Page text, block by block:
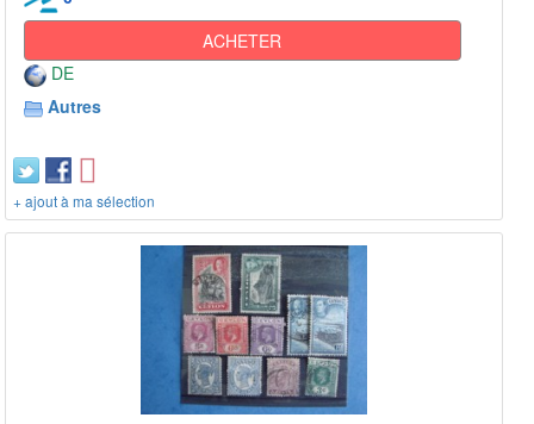
ACHETER
DE
Autres
+ ajout à ma sélection